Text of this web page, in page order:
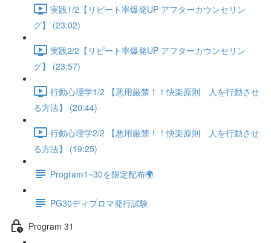
実践1/2【リピート率爆発UP アフターカウンセリン
グ】 (23:02)
実践2/2【リピート率爆発UP アフターカウンセリン
グ】 (23:57)
行動心理学1/2 【悪用厳禁！！快楽原則 人を行動させ
る方法】 (20:44)
行動心理学2/2 【悪用厳禁！！快楽原則 人を行動させ
る方法】 (19:25)
Program1~30を限定配布🌍
PG30ディプロマ発行試験
Program 31